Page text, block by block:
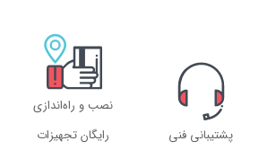
پشتیبانی فنی
نصب و راه‌اندازی
رایگان تجهیزات